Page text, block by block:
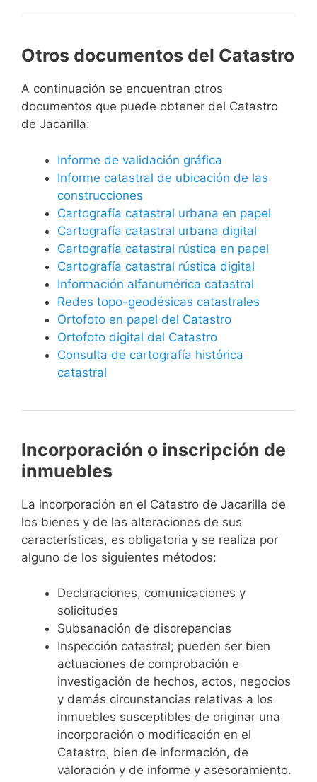
Otros documentos del Catastro
A continuación se encuentran otros
documentos que puede obtener del Catastro
de Jacarilla:
Informe de validación gráfica
Informe catastral de ubicación de las
construcciones
Cartografía catastral urbana en papel
Cartografía catastral urbana digital
Cartografía catastral rústica en papel
Cartografía catastral rústica digital
Información alfanumérica catastral
Redes topo-geodésicas catastrales
Ortofoto en papel del Catastro
Ortofoto digital del Catastro
Consulta de cartografía histórica
catastral
Incorporación o inscripción de
inmuebles
La incorporación en el Catastro de Jacarilla de
los bienes y de las alteraciones de sus
características, es obligatoria y se realiza por
alguno de los siguientes métodos:
Declaraciones, comunicaciones y
solicitudes
Subsanación de discrepancias
Inspección catastral; pueden ser bien
actuaciones de comprobación e
investigación de hechos, actos, negocios
y demás circunstancias relativas a los
inmuebles susceptibles de originar una
incorporación o modificación en el
Catastro, bien de información, de
valoración y de informe y asesoramiento.